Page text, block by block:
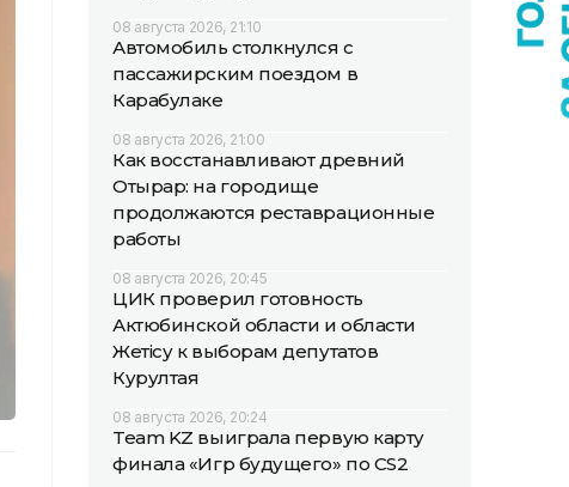
08 августа 2026, 21:10
Автомобиль столкнулся с
пассажирским поездом в
Карабулаке
08 августа 2026, 21:00
Как восстанавливают древний
Отырар: на городище
продолжаются реставрационные
работы
08 августа 2026, 20:45
ЦИК проверил готовность
Актюбинской области и области
Жетісу к выборам депутатов
Курултая
08 августа 2026, 20:24
Team KZ выиграла первую карту
финала «Игр будущего» по CS2